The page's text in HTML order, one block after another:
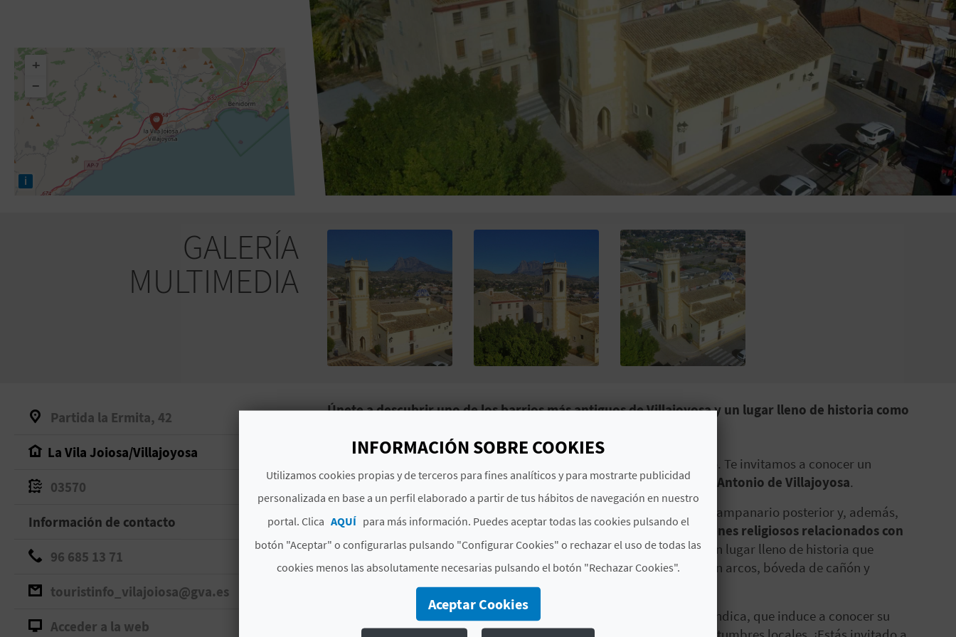
+
−
i
GALERÍA
MULTIMEDIA
Partida la Ermita, 42
La Vila Joiosa/Villajoyosa
03570
Información de contacto
96 685 13 71
touristinfo_vilajoiosa@gva.es
Acceder a la web
Únete a descubrir uno de los barrios más antiguos de Villajoyosa y un lugar lleno de historia como
merece un buen paseo. Te invitamos a conocer un
enclave privilegiado de la ciudad como es laAntigua Ermita de San Antonio de Villajoyosa.
La ermita, ahora parroquia, data del siglo XVIII, cuenta con un gran campanario posterior y, además,
da nombre al barrioformado a su alrededor. Este último tieneorígenes religiosos relacionados con
la búsquedad de seguridadpor parte de sus primeros habitantes. Un lugar lleno de historia que
comparten ermita y barrio. Su interior está formado por una nave con arcos, bóveda de cañón y
Villajoyosa es una
ciudad mediterránea y alegre
, como su nombre indica, que induce a conocer su
INFORMACIÓN SOBRE COOKIES
Utilizamos cookies propias y de terceros para fines analíticos y para mostrarte publicidad
personalizada en base a un perfil elaborado a partir de tus hábitos de navegación en nuestro
portal. Clica AQUÍ para más información. Puedes aceptar todas las cookies pulsando el
botón "Aceptar" o configurarlas pulsando "Configurar Cookies" o rechazar el uso de todas las
cookies menos las absolutamente necesarias pulsando el botón "Rechazar Cookies".
Aceptar Cookies